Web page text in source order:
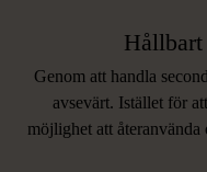
Genom att handla
avsevärt. Istället för
möjlighet att